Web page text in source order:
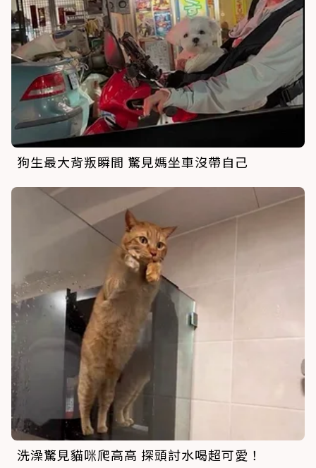
狗生最大背叛瞬間 驚見媽坐車沒帶自己
洗澡驚見貓咪爬高高 探頭討水喝超可愛！